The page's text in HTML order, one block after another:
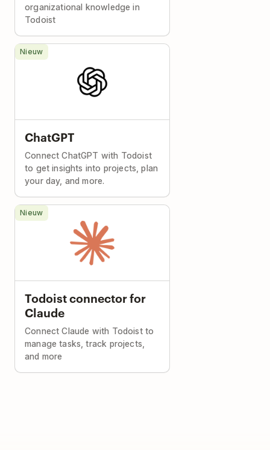
organizational knowledge in
Todoist
ChatGPT
Connect ChatGPT with Todoist
to get insights into projects, plan
your day, and more.
Nieuw
Todoist connector for
Claude
Connect Claude with Todoist to
manage tasks, track projects,
and more
Nieuw